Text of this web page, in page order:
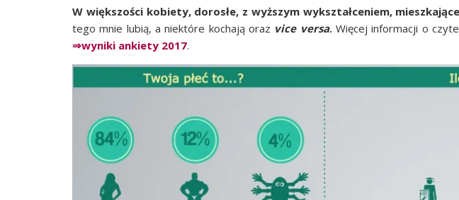
W więk­szo­ści kobie­ty, doro­słe, z wyż­szym wykształ­ce­niem,
tego mnie lubią, a nie­któ­re kocha­ją oraz vice ver­sa. Wię­cej infor­ma­cji o
⇒wyni­ki ankie­ty 2017.